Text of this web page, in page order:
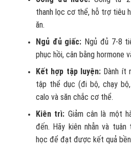
thanh lọc cơ thể, hỗ trợ tiêu
ăn.
Ngủ đủ giấc: Ngủ đủ 7-8
phục hồi, cân bằng hormone
Kết hợp tập luyện: Dành ít
tập thể dục (đi bộ, chạy
calo và săn chắc cơ thể.
Kiên trì: Giảm cân là một
đến. Hãy kiên nhẫn và
học để đạt được kết quả